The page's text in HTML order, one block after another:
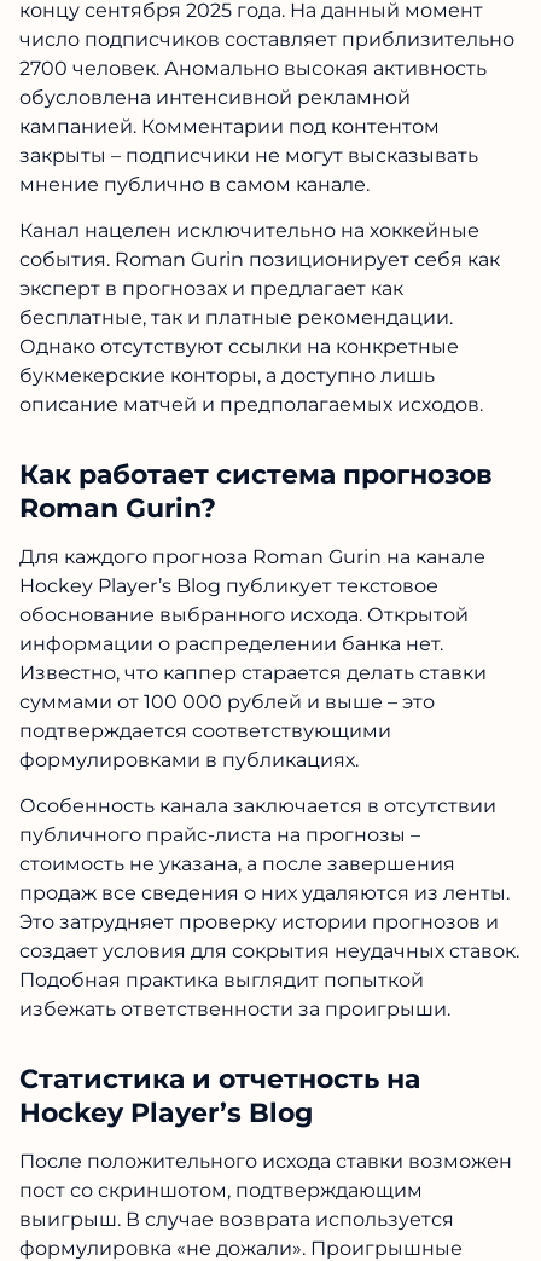
концу сентября 2025 года. На данный момент
число подписчиков составляет приблизительно
2700 человек. Аномально высокая активность
обусловлена интенсивной рекламной
кампанией. Комментарии под контентом
закрыты – подписчики не могут высказывать
мнение публично в самом канале.
Канал нацелен исключительно на хоккейные
события. Roman Gurin позиционирует себя как
эксперт в прогнозах и предлагает как
бесплатные, так и платные рекомендации.
Однако отсутствуют ссылки на конкретные
букмекерские конторы, а доступно лишь
описание матчей и предполагаемых исходов.
Как работает система прогнозов
Roman Gurin?
Для каждого прогноза Roman Gurin на канале
Hockey Player’s Blog публикует текстовое
обоснование выбранного исхода. Открытой
информации о распределении банка нет.
Известно, что каппер старается делать ставки
суммами от 100 000 рублей и выше – это
подтверждается соответствующими
формулировками в публикациях.
Особенность канала заключается в отсутствии
публичного прайс-листа на прогнозы –
стоимость не указана, а после завершения
продаж все сведения о них удаляются из ленты.
Это затрудняет проверку истории прогнозов и
создает условия для сокрытия неудачных ставок.
Подобная практика выглядит попыткой
избежать ответственности за проигрыши.
Статистика и отчетность на
Hockey Player’s Blog
После положительного исхода ставки возможен
пост со скриншотом, подтверждающим
выигрыш. В случае возврата используется
формулировка «не дожали». Проигрышные